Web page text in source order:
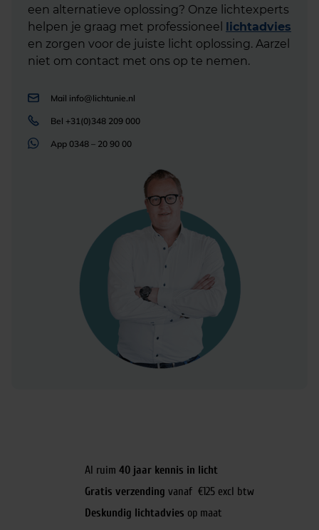
een alternatieve oplossing? Onze lichtexperts
helpen je graag met professioneel lichtadvies
en zorgen voor de juiste licht oplossing. Aarzel
niet om contact met ons op te nemen.
Mail info@lichtunie.nl
Bel +31(0)348 209 000
App 0348 – 20 90 00
Al ruim 40 jaar kennis in licht
Gratis verzending vanaf €125 excl btw
Deskundig lichtadvies op maat